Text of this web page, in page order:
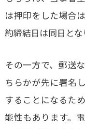
は押印をした場合
約締結日は同日とな
その一方で、郵送
ちらかが先に署名
することになるた
能性もあります。